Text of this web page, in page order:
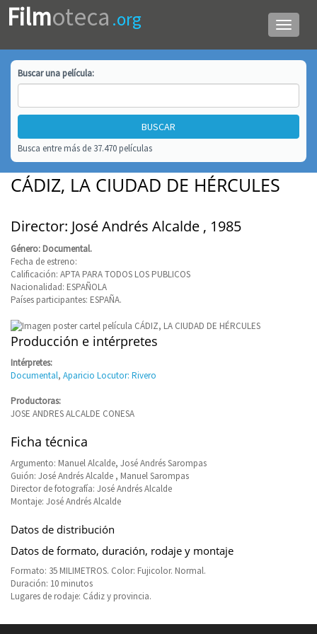
Menú
de
Filmoteca .org
Buscar unapelícula:
Busca entre más de 37.470 películas
CÁDIZ, LA CIUDAD DE HÉRCULES
Director: José Andrés Alcalde , 1985
Género: Documental.
Fecha de estreno:
Calificación: APTA PARA TODOS LOS PUBLICOS
Nacionalidad: ESPAÑOLA
Países participantes: ESPAÑA.
Producción e intérpretes
Intérpretes:
Documental, Aparicio Locutor: Rivero
Productoras:
JOSE ANDRES ALCALDE CONESA
Ficha técnica
Argumento: Manuel Alcalde, José Andrés Sarompas
Guión: José Andrés Alcalde , Manuel Sarompas
Director de fotografía: José Andrés Alcalde
Montaje: José Andrés Alcalde
Datos de distribución
Datos de formato, duración, rodaje y montaje
Formato: 35 MILIMETROS. Color: Fujicolor. Normal.
Duración: 10 minutos
Lugares de rodaje: Cádiz y provincia.